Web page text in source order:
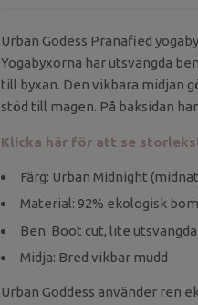
Urban Godess Pranafied
Yogabyxorna har utsvängda
till byxan. Den vikbara midjan
stöd till magen. På baksidan
Klicka här för att se
Färg: Urban Midnight
Material: 92% ekologisk
Ben: Boot cut, lite utsvängda
Midja: Bred vikbar mudd
Urban Goddess använder ren